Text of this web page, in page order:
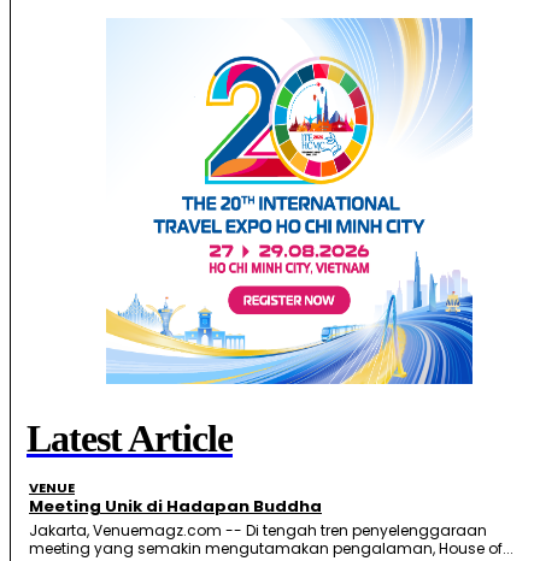
Latest Article
VENUE
Meeting Unik di Hadapan Buddha
Jakarta, Venuemagz.com -- Di tengah tren penyelenggaraan
meeting yang semakin mengutamakan pengalaman, House of...